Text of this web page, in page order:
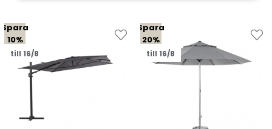
Spara
10%
till 16/8
Spara
20%
till 16/8